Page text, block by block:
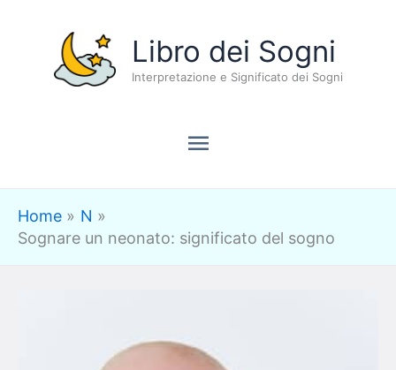
contenuto
Libro dei Sogni
Interpretazione e Significato dei Sogni
Menu
principale
Home
N
Sognare un neonato: significato del sogno